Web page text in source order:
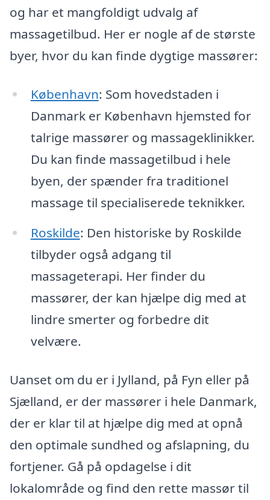
og har et mangfoldigt udvalg af
massagetilbud. Her er nogle af de største
byer, hvor du kan finde dygtige massører:
København: Som hovedstaden i
Danmark er København hjemsted for
talrige massører og massageklinikker.
Du kan finde massagetilbud i hele
byen, der spænder fra traditionel
massage til specialiserede teknikker.
Roskilde: Den historiske by Roskilde
tilbyder også adgang til
massageterapi. Her finder du
massører, der kan hjælpe dig med at
lindre smerter og forbedre dit
velvære.
Uanset om du er i Jylland, på Fyn eller på
Sjælland, er der massører i hele Danmark,
der er klar til at hjælpe dig med at opnå
den optimale sundhed og afslapning, du
fortjener. Gå på opdagelse i dit
lokalområde og find den rette massør til